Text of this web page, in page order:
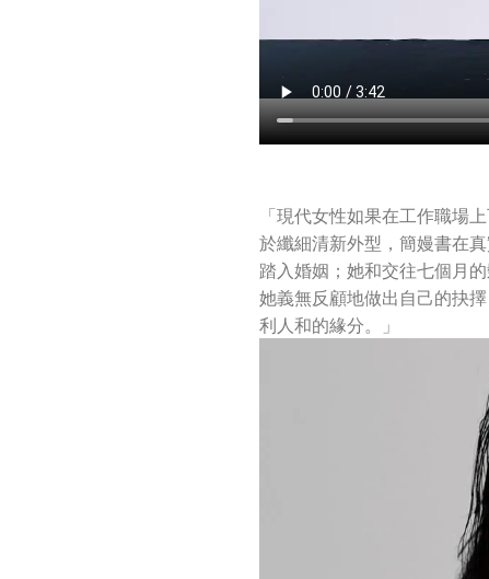
「現代女性如果在工作職場
於纖細清新外型，簡嫚書在
踏入婚姻；她和交往七個月
她義無反顧地做出自己的抉
利人和的緣分。」